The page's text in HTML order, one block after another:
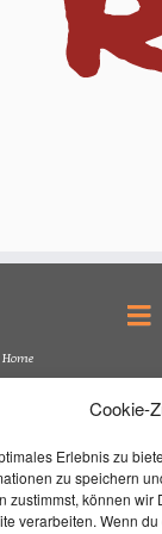
Cookie-
Erlebnis zu
zu speichern
zustimmst, können
verarbeiten. Wenn
Home
Live On Stage
Kontakt / Impressum
Aktuelles